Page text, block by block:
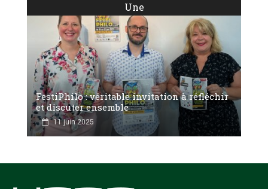
Une
FestiPhilo : véritable invitation à réfléchir
et discuter ensemble
11 juin 2025